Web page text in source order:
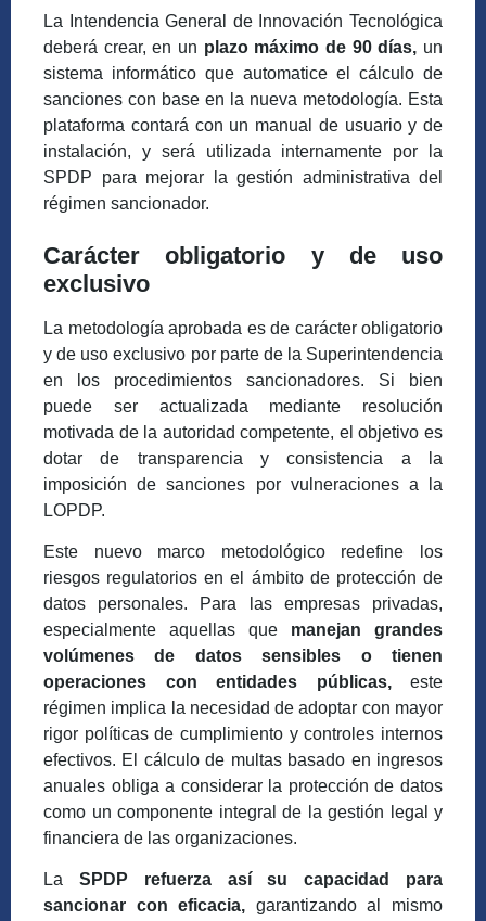
La Intendencia General de Innovación Tecnológica
deberá crear, en un plazo máximo de 90 días, un
sistema informático que automatice el cálculo de
sanciones con base en la nueva metodología. Esta
plataforma contará con un manual de usuario y de
instalación, y será utilizada internamente por la
SPDP para mejorar la gestión administrativa del
régimen sancionador.
Carácter obligatorio y de uso
exclusivo
La metodología aprobada es de carácter obligatorio
y de uso exclusivo por parte de la Superintendencia
en los procedimientos sancionadores. Si bien
puede ser actualizada mediante resolución
motivada de la autoridad competente, el objetivo es
dotar de transparencia y consistencia a la
imposición de sanciones por vulneraciones a la
LOPDP.
Este nuevo marco metodológico redefine los
riesgos regulatorios en el ámbito de protección de
datos personales. Para las empresas privadas,
especialmente aquellas que manejan grandes
volúmenes de datos sensibles o tienen
operaciones con entidades públicas,este
régimen implica la necesidad de adoptar con mayor
rigor políticas de cumplimiento y controles internos
efectivos. El cálculo de multas basado en ingresos
anuales obliga a considerar la protección de datos
como un componente integral de la gestión legal y
financiera de las organizaciones.
La SPDP refuerza así su capacidad para
sancionar con eficacia, garantizando al mismo